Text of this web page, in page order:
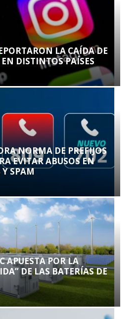
LA CAÍDA DE
DISTINTOS PAÍSES
NORMA DE PREFIJOS
EVITAR ABUSOS EN
SPAM
APUESTA POR LA
DE LAS BATERÍAS DE